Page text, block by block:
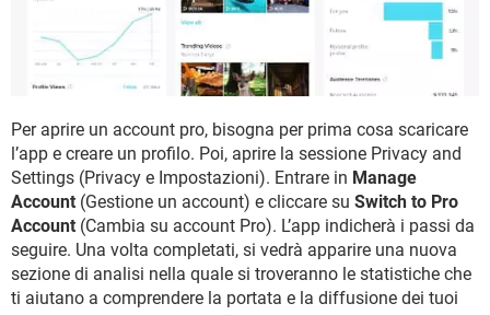
Per aprire un account pro, bisogna per prima cosa scaricare
l’app e creare un profilo. Poi, aprire la sessione Privacy and
Settings (Privacy e Impostazioni). Entrare in Manage
Account (Gestione un account) e cliccare su Switch to Pro
Account (Cambia su account Pro). L’app indicherà i passi da
seguire. Una volta completati, si vedrà apparire una nuova
sezione di analisi nella quale si troveranno le statistiche che
ti aiutano a comprendere la portata e la diffusione dei tuoi